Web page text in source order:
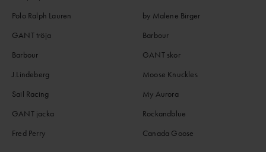
Polo Ralph Lauren
GANT tröja
Barbour
J.Lindeberg
Sail Racing
GANT jacka
Fred Perry
by Malene Birger
Barbour
GANT skor
Moose Knuckles
My Aurora
Rockandblue
Canada Goose